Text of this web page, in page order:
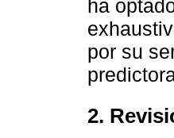
ha
por su
2.